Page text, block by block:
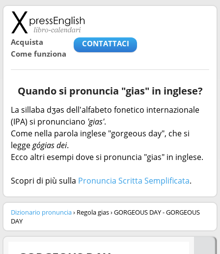
Acquista
Come funziona
CONTATTACI
Quando si pronuncia "gias" in inglese?
La sillaba dʒəs dell'alfabeto fonetico internazionale
(IPA) si pronunciano 'gias'.
Come nella parola inglese "gorgeous day", che si
leggegógias dei.
Ecco altri esempi dove si pronuncia "gias" in inglese.
Scopri di più sulla Pronuncia Scritta Semplificata.
Dizionario pronuncia› Regola gias › GORGEOUS DAY - GORGEOUS
DAY